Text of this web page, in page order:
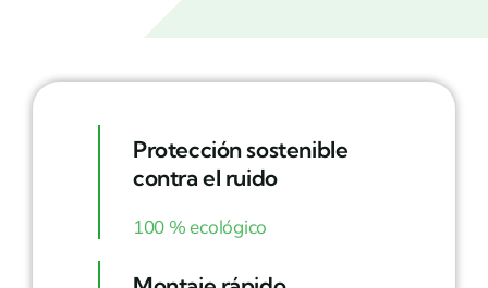
Protección sostenible
contra el ruido
100 % ecológico